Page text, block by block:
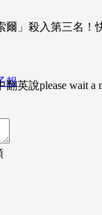
報
爾」殺入第三名！
英說please wait